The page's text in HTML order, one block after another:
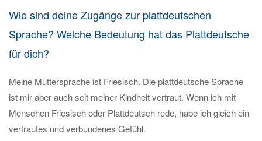
Wie sind deine Zugänge zur plattdeutschen
Sprache? Welche Bedeutung hat das Plattdeutsche
für dich?
Meine Muttersprache ist Friesisch. Die plattdeutsche Sprache
ist mir aber auch seit meiner Kindheit vertraut. Wenn ich mit
Menschen Friesisch oder Plattdeutsch rede, habe ich gleich ein
vertrautes und verbundenes Gefühl.